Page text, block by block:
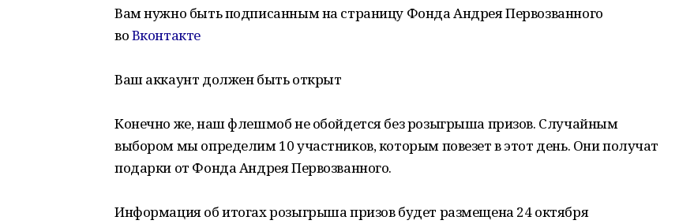
Вам нужно быть подписанным на страницу Фонда Андрея Первозванного
воВконтакте
Ваш аккаунт должен быть открыт
Конечно же, наш флешмоб не обойдется без розыгрыша призов. Случайным
выбором мы определим 10 участников, которым повезет в этот день. Они получат
подарки от Фонда Андрея Первозванного.
Информация об итогах розыгрыша призов будет размещена 24 октября